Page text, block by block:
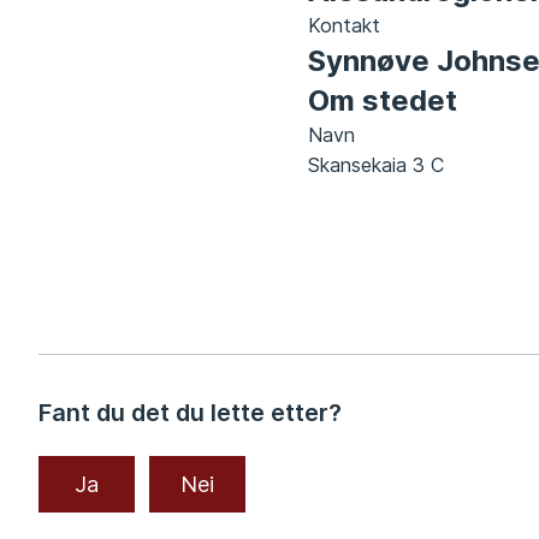
Kontakt
Synnøve
Om stedet
Navn
Skansekaia 3 C
Fant du det du lette etter?
Ja Nei